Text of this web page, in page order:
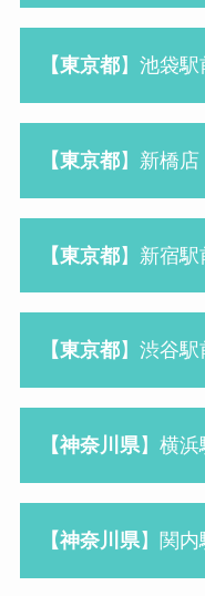
【東京都】池袋駅
【東京都】新橋店
【東京都】新宿駅
【東京都】渋谷駅
【神奈川県】横浜
【神奈川県】関内